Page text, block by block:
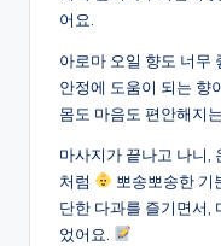
어요.
아로마 오일 향도 너무
안정에 도움이 되는 향
몸도 마음도 편안해지
마사지가 끝나고 나니,
처럼
뽀송뽀송한 기
단한 다과를 즐기면서,
었어요.